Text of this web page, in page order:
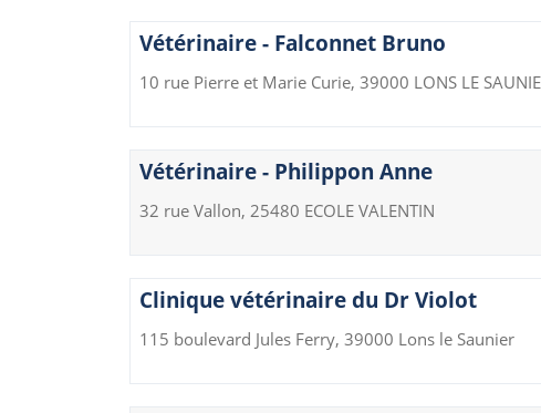
Vétérinaire - Falconnet Bruno
10 rue Pierre et Marie Curie, 39000 LONS LE
Vétérinaire - Philippon Anne
32 rue Vallon, 25480 ECOLE VALENTIN
Clinique vétérinaire du Dr Violot
115 boulevard Jules Ferry, 39000 Lons le Saunier